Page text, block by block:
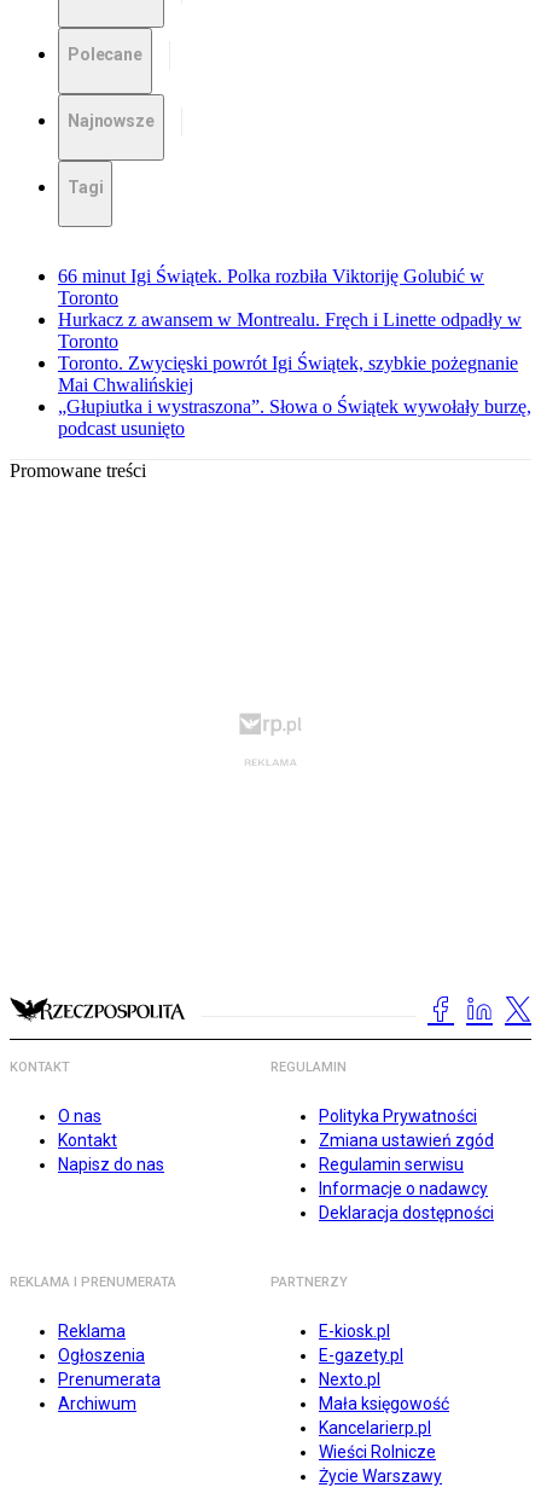
Polecane
Najnowsze
Tagi
66 minut Igi Świątek. Polka rozbiła Viktoriję Golubić w
Toronto
Hurkacz z awansem w Montrealu. Fręch i Linette odpadły w
Toronto
Toronto. Zwycięski powrót Igi Świątek, szybkie pożegnanie
Mai Chwalińskiej
„Głupiutka i wystraszona”. Słowa o Świątek wywołały burzę,
podcast usunięto
Promowane treści
KONTAKT
O nas
Kontakt
Napisz do nas
REGULAMIN
Polityka Prywatności
Zmiana ustawień zgód
Regulamin serwisu
Informacje o nadawcy
Deklaracja dostępności
REKLAMA I PRENUMERATA
Reklama
Ogłoszenia
Prenumerata
Archiwum
PARTNERZY
E-kiosk.pl
E-gazety.pl
Nexto.pl
Mała księgowość
Kancelarierp.pl
Wieści Rolnicze
Życie Warszawy